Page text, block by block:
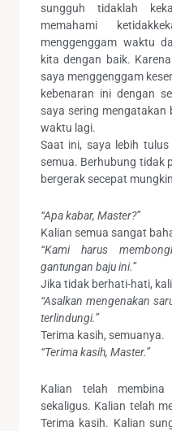
sungguh tidaklah
memahami
menggenggam waktu
kita dengan baik.
saya menggenggam
kebenaran ini dengan
saya sering
waktu lagi.
Saat ini, saya lebih
semua. Berhubung tidak
bergerak secepat
“Apa kabar, Master?”
Kalian semua sangat
“Kami harus
gantungan baju ini.”
Jika tidak berhati-hati,
“Asalkan mengenakan
terlindungi.”
Terima kasih, semuanya.
“Terima kasih, Master.”
Kalian telah membina
sekaligus. Kalian telah
Terima kasih. Kalian